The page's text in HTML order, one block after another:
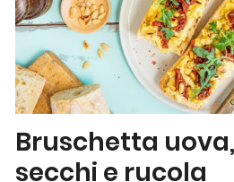
Bruschetta
secchi e rucola